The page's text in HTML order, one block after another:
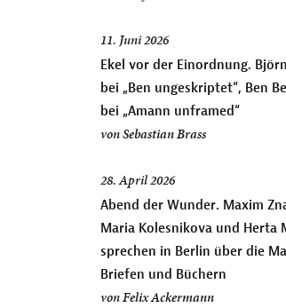
11. Juni 2026
Ekel vor der Einordnung.
bei „Ben ungeskriptet“, Ben
bei „Amann unframed“
vonSebastian Brass
28. April 2026
Abend der Wunder. Maxim
Maria Kolesnikova und Herta
sprechen in Berlin über die
Briefen und Büchern
vonFelix Ackermann